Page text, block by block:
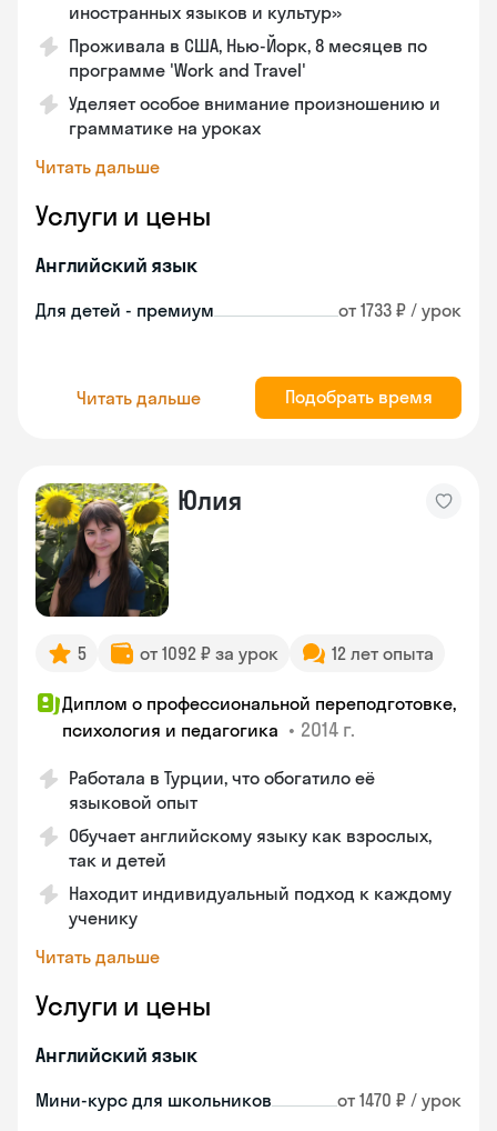
иностранных языков и культур»
Проживала в США, Нью-Йорк, 8 месяцев по
программе 'Work and Travel'
Уделяет особое внимание произношению и
грамматике на уроках
Читать дальше
Услуги и цены
Английский язык
Для детей - премиум от 1733 ₽ / урок
Читать дальше Подобрать время
Юлия
5 от 1092 ₽ за урок 12 лет опыта
Диплом о профессиональной переподготовке,
психология и педагогика • 2014 г.
Работала в Турции, что обогатило её
языковой опыт
Обучает английскому языку как взрослых,
так и детей
Находит индивидуальный подход к каждому
ученику
Читать дальше
Услуги и цены
Английский язык
Мини-курс для школьников от 1470 ₽ / урок